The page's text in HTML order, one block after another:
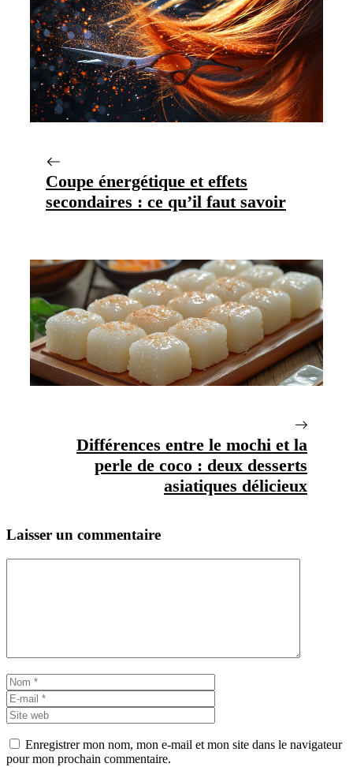
Coupe énergétique et effets
secondaires : ce qu’il faut savoir
Différences entre le mochi et la
perle de coco : deux desserts
asiatiques délicieux
Laisser un commentaire
Nom
mail
web
Enregistrer mon nom, mon e-mail et mon site dans le navigateur
pour mon prochain commentaire.